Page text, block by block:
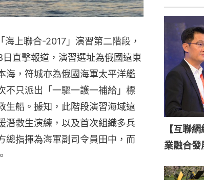
上聯合-2017」演習第二階段，
直擊報道，演習選址為俄國遠東
海，符城亦為俄國海軍太平洋艦
不只派出「一驅一護一補給」標
生船。據知，此階段演習海域遠
潛救生演練，以及首次組織多兵
總指揮為海軍副司令員田中，而
【互聯
業融合發